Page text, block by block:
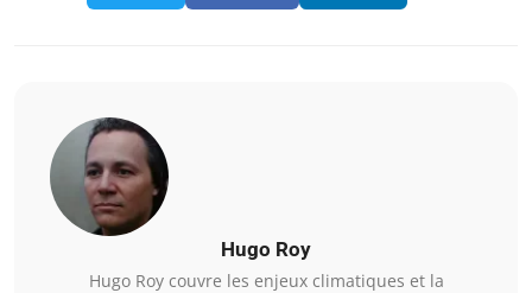
Hugo Roy
Hugo Roy couvre les enjeux climatiques et la